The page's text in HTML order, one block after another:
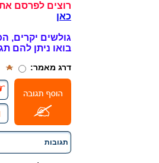
רוצים לפרסם
כאן
גולשים יקרים,
בואו ניתן להם
דרג מאמר:
תגובות